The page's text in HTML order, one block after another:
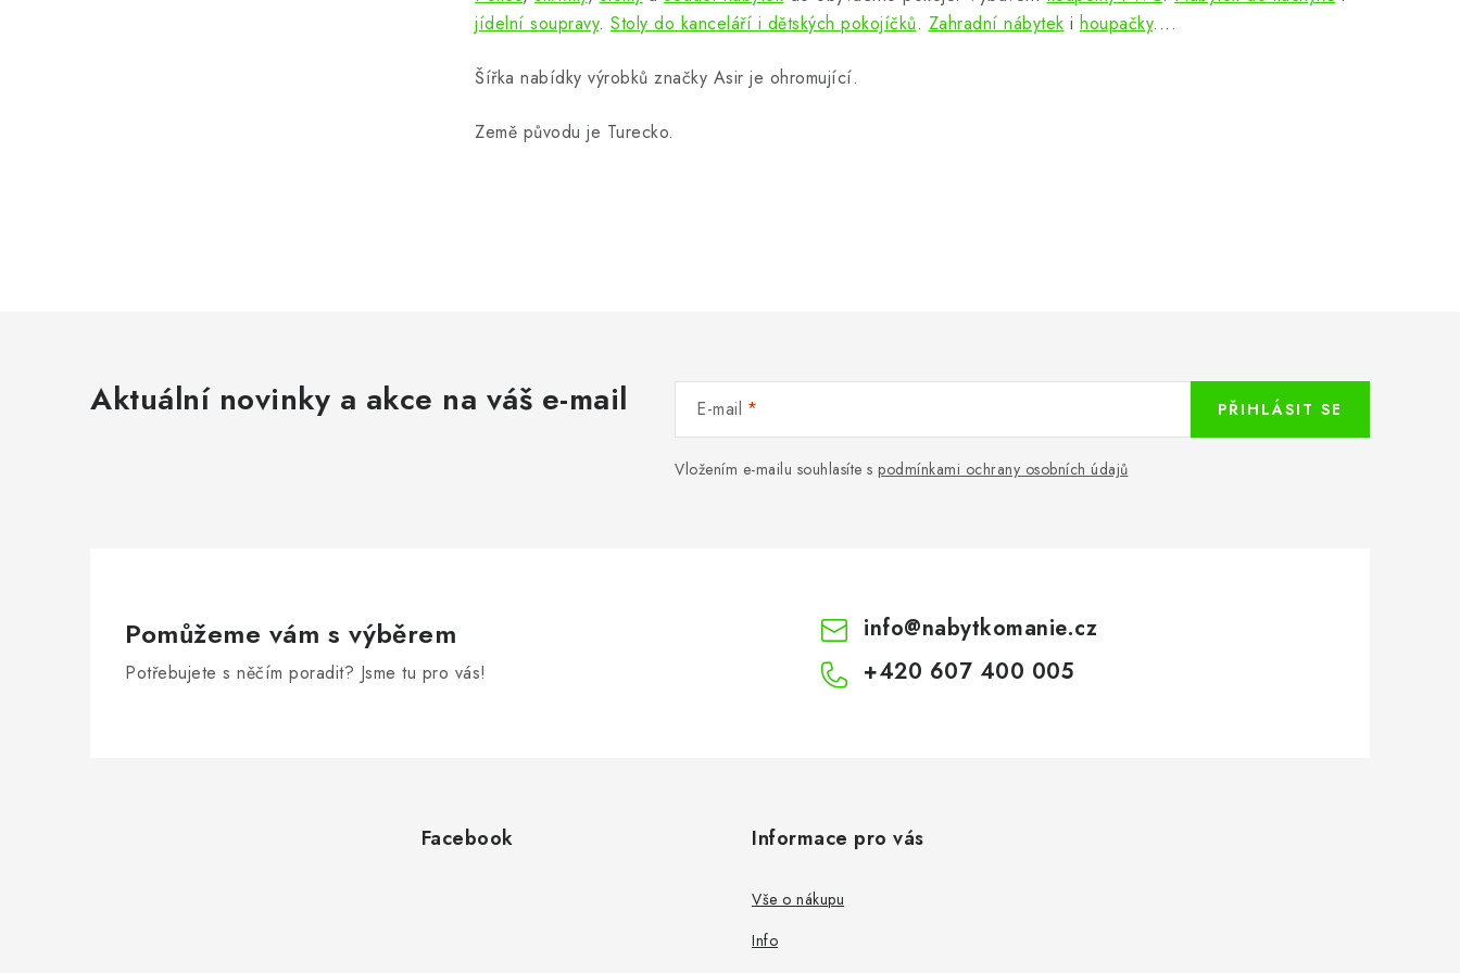
jídelní soupravy. Stoly do kanceláří i dětských pokojíčků. Zahradní nábytek i houpačky....
Šířka nabídky výrobků značky Asir je ohromující.
Země původu je Turecko.
Aktuální novinky a akce na váš e-mail E-mail
Vložením e-mailu souhlasíte s podmínkami ochrany osobních údajů
PŘIHLÁSIT SE
Pomůžeme vám s výběrem
Potřebujete s něčím poradit? Jsme tu pro vás!
info@nabytkomanie.cz
+420 607 400 005
Facebook Informace pro vás
Vše o nákupu
Info